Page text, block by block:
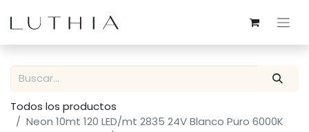
Todos los productos
Neon 10mt 120 LED/mt 2835 24V Blanco Puro 6000K